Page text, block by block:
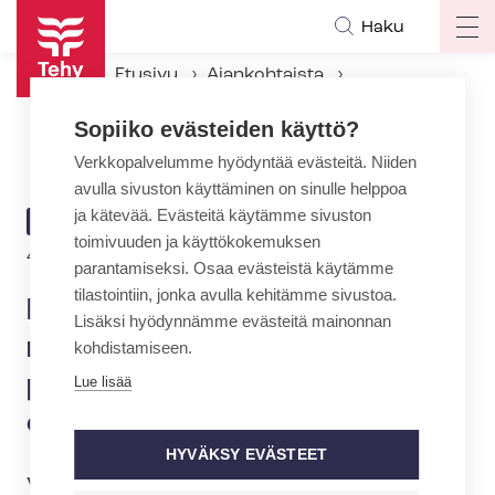
Hyppää
pääsisältöön
Haku
Etusivu
Ajankohtaista
Kenestä vuoden tehyläinen mielenterveys- ja päihdetyöntekijä? Tee ehdotus
ARTIKKELIN
KATEGORIA
AJANKOHTAISTA
4.5.2026 | 10:17 Kirjoittaja
Kenestä vuoden tehyläinen
mielenterveys- ja
päihdetyöntekijä? Tee
ehdotus
Vuoden tehyläinen mielenterveys- ja
Sopiiko evästeiden käyttö?
Verkkopalvelumme hyödyntää evästeitä. Niiden
avulla sivuston käyttäminen on sinulle helppoa
ja kätevää. Evästeitä käytämme sivuston
toimivuuden ja käyttökokemuksen
parantamiseksi. Osaa evästeistä käytämme
tilastointiin, jonka avulla kehitämme sivustoa.
Lisäksi hyödynnämme evästeitä mainonnan
kohdistamiseen.
Lue lisää
HYVÄKSY EVÄSTEET